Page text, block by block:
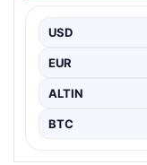
USD
EUR
ALTIN
BTC